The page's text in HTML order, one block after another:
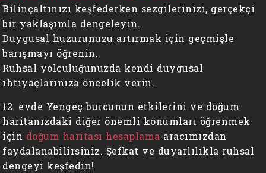
Bilinçaltınızı keşfederken sezgilerinizi, gerçekçi
bir yaklaşımla dengeleyin.
Duygusal huzurunuzu artırmak için geçmişle
barışmayı öğrenin.
Ruhsal yolculuğunuzda kendi duygusal
ihtiyaçlarınıza öncelik verin.
12. evde Yengeç burcunun etkilerini ve doğum
haritanızdaki diğer önemli konumları öğrenmek
için doğum haritası hesaplama aracımızdan
faydalanabilirsiniz. Şefkat ve duyarlılıkla ruhsal
dengeyi keşfedin!